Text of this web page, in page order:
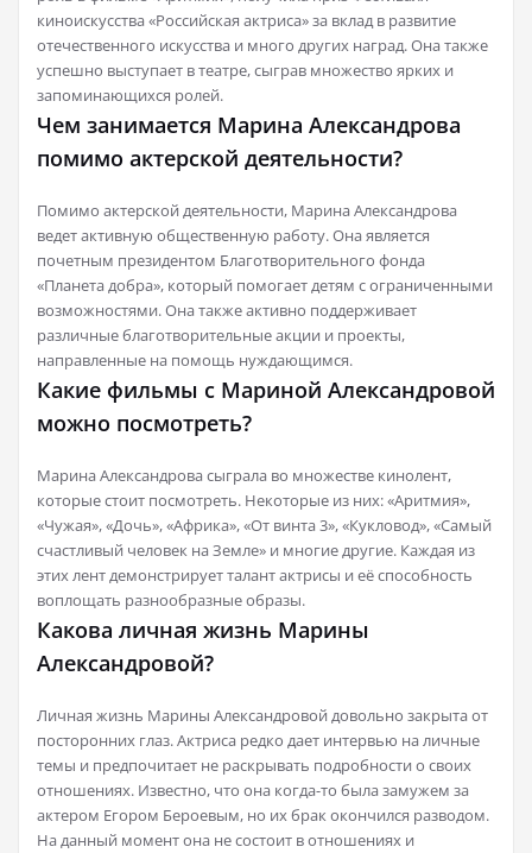
киноискусства «Российская актриса» за вклад в развитие
отечественного искусства и много других наград. Она также
успешно выступает в театре, сыграв множество ярких и
запоминающихся ролей.
Чем занимается Марина Александрова
помимо актерской деятельности?
Помимо актерской деятельности, Марина Александрова
ведет активную общественную работу. Она является
почетным президентом Благотворительного фонда
«Планета добра», который помогает детям с ограниченными
возможностями. Она также активно поддерживает
различные благотворительные акции и проекты,
направленные на помощь нуждающимся.
Какие фильмы с Мариной Александровой
можно посмотреть?
Марина Александрова сыграла во множестве кинолент,
которые стоит посмотреть. Некоторые из них: «Аритмия»,
«Чужая», «Дочь», «Африка», «От винта 3», «Кукловод», «Самый
счастливый человек на Земле» и многие другие. Каждая из
этих лент демонстрирует талант актрисы и её способность
воплощать разнообразные образы.
Какова личная жизнь Марины
Александровой?
Личная жизнь Марины Александровой довольно закрыта от
посторонних глаз. Актриса редко дает интервью на личные
темы и предпочитает не раскрывать подробности о своих
отношениях. Известно, что она когда-то была замужем за
актером Егором Бероевым, но их брак окончился разводом.
На данный момент она не состоит в отношениях и